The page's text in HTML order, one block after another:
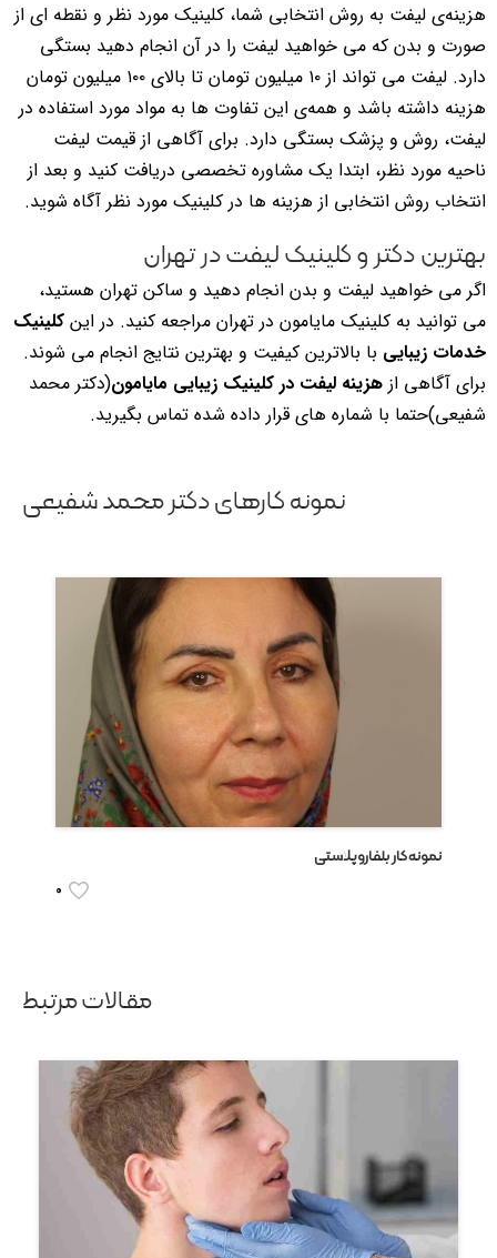
هزینه‌ی لیفت به روش انتخابی شما، کلینیک مورد نظر و نقطه ای از
صورت و بدن که می خواهید لیفت را در آن انجام دهید بستگی
دارد. لیفت می تواند از ۱۰ میلیون تومان تا بالای ۱۰۰ میلیون تومان
هزینه داشته باشد و همه‌ی این تفاوت ها به مواد مورد استفاده در
لیفت، روش و پزشک بستگی دارد. برای آگاهی از قیمت لیفت
ناحیه مورد نظر، ابتدا یک مشاوره تخصصی دریافت کنید و بعد از
انتخاب روش انتخابی از هزینه ها در کلینیک مورد نظر آگاه شوید.
بهترین دکتر و کلینیک لیفت در تهران
اگر می خواهید لیفت و بدن انجام دهید و ساکن تهران هستید،
می توانید به کلینیک مایامون در تهران مراجعه کنید. در این کلینیک
خدمات زیبایی با بالاترین کیفیت و بهترین نتایج انجام می شوند.
برای آگاهی از هزینه لیفت در کلینیک زیبایی مایامون(دکتر محمد
شفیعی)حتما با شماره های قرار داده شده تماس بگیرید.
نمونه کارهای دکتر محمد شفیعی
نمونه کار بلفاروپلاستی
0
مقالات مرتبط